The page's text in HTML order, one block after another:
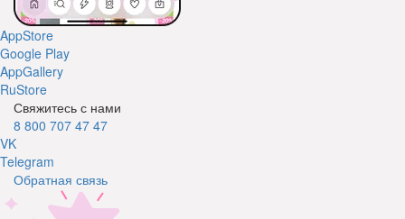
AppStore
Google Play
AppGallery
RuStore
Свяжитесь с нами
8 800 707 47 47
VK
Telegram
Обратная связь